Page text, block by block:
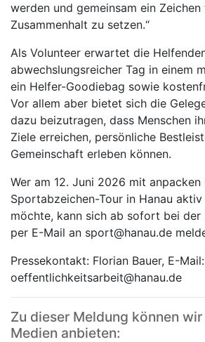
werden und gemeinsam ein
Zusammenhalt zu setzen.“
Als Volunteer erwartet die
abwechslungsreicher Tag in einem
ein Helfer-Goodiebag sowie
Vor allem aber bietet sich die
dazu beizutragen, dass Menschen
Ziele erreichen, persönliche
Gemeinschaft erleben können.
Wer am 12. Juni 2026 mit anpacken
Sportabzeichen-Tour in Hanau
möchte, kann sich ab sofort bei der
per E-Mail an sport@hanau.de
Pressekontakt: Florian Bauer, E-Mail:
oeffentlichkeitsarbeit@hanau.de
Zu dieser Meldung können
Medien anbieten: